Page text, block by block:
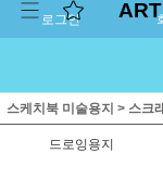
로그인
스케치북 미술용지 > 스크
드로잉용지